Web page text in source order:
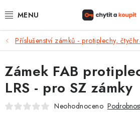
na
DŮM, BYT, ZAHRADA
ZÁMEČNICTVÍ - ZABEZPEČENÍ
KANCELÁŘ
Příslušenství zámků - protiplechy,
Zámek FAB
LRS - pro SZ zámky
Neohodnoceno